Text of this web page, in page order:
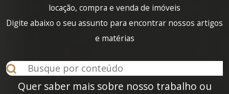
locação, compra e venda de imóveis
Digite abaixo o seu assunto para encontrar nossos artigos
e matérias
Quer saber mais sobre nosso trabalho ou